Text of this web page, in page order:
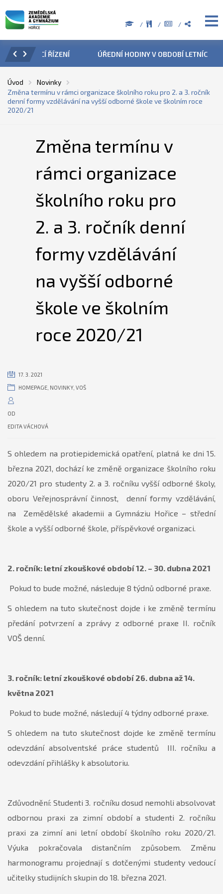
ÚŘEDNÍ HODINY V OBDOBÍ LETNÍCH PRÁZDNIN
Úvod
Novinky
Změna termínu v rámci organizace školního roku pro 2. a 3. ročník
denní formy vzdělávání na vyšší odborné škole ve školním roce
2020/21
Změna termínu v
rámci organizace
školního roku pro
2. a 3. ročník denní
formy vzdělávání
na vyšší odborné
škole ve školním
roce 2020/21
17. 3. 2021
HOMEPAGE NOVINKY, VOŠ
OD
EDITA VÁCHOVÁ
S ohledem na protiepidemická opatření, platná ke dni 15.
března 2021, dochází ke změně organizace školního roku
2020/21 pro studenty 2. a 3. ročníku vyšší odborné školy,
oboru Veřejnosprávní činnost, denní formy vzdělávání,
na Zemědělské akademii a Gymnáziu Hořice – střední
škole a vyšší odborné škole, příspěvkové organizaci.
2. ročník: letní zkouškové období 12. – 30. dubna 2021
Pokud to bude možné, následuje 8 týdnů odborné praxe.
S ohledem na tuto skutečnost dojde i ke změně termínu
předání potvrzení a zprávy z odborné praxe II. ročník
VOŠ denní.
3. ročník: letní zkouškové období 26. dubna až 14.
května 2021
Pokud to bude možné, následují 4 týdny odborné praxe.
S ohledem na tuto skutečnost dojde ke změně termínu
odevzdání absolventské práce studentů III. ročníku a
odevzdání přihlášky k absolutoriu.
Zdůvodnění: Studenti 3. ročníku dosud nemohli absolvovat
odbornou praxi za zimní období a studenti 2. ročníku
praxi za zimní ani letní období školního roku 2020/21.
Výuka pokračovala distančním způsobem. Změnu
harmonogramu projednají s dotčenými studenty vedoucí
učitelky studijních skupin do 18. března 2021.